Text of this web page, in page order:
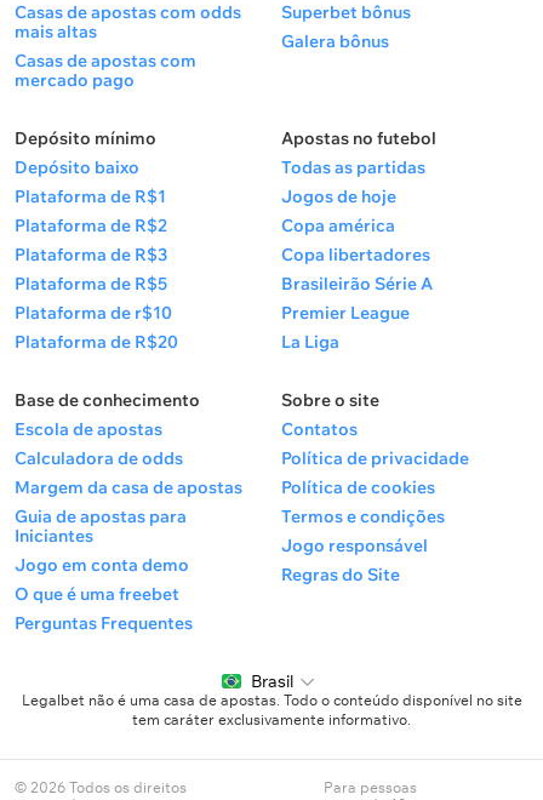
Casas de apostas com odds
mais altas
Casas de apostas com
mercado pago
Superbet bônus
Galera bônus
Depósito mínimo
Depósito baixo
Plataforma de R$1
Plataforma de R$2
Plataforma de R$3
Plataforma de R$5
Plataforma de r$10
Plataforma de R$20
Apostas no futebol
Todas as partidas
Jogos de hoje
Copa américa
Copa libertadores
Brasileirão Série A
Premier League
La Liga
Base de conhecimento
Escola de apostas
Calculadora de odds
Margem da casa de apostas
Guia de apostas para
Iniciantes
Jogo em conta demo
O que é uma freebet
Perguntas Frequentes
Sobre o site
Contatos
Política de privacidade
Política de cookies
Termos e condições
Jogo responsável
Regras do Site
Brasil
Legalbet não é uma casa de apostas. Todo o conteúdo disponível no site
tem caráter exclusivamente informativo.
© 2026 Todos os direitos
Para pessoas